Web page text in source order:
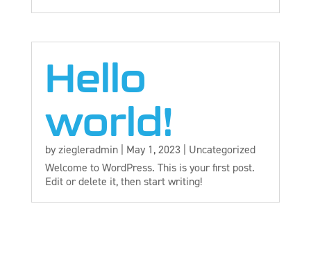
Hello
world!
byziegleradmin| May 1, 2023| Uncategorized
Welcome to WordPress. This is your first post.
Edit or delete it, then start writing!